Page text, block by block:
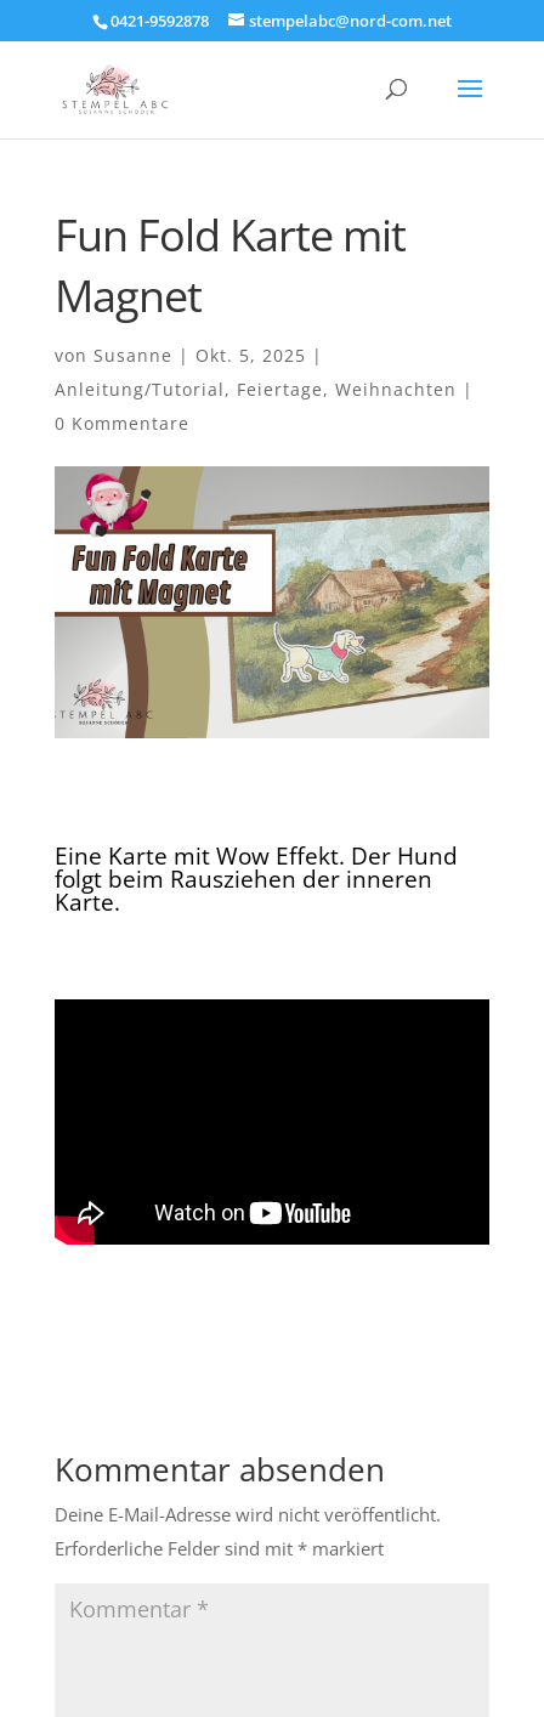
0421-9592878 stempelabc@nord-com.net
Fun Fold Karte mit
Magnet
von Susanne | Okt. 5, 2025 |
Anleitung/Tutorial, Feiertage, Weihnachten |
0 Kommentare
Eine Karte mit Wow Effekt. Der Hund
folgt beim Rausziehen der inneren
Karte.
Kommentar absenden
Deine E-Mail-Adresse wird nicht veröffentlicht.
Erforderliche Felder sind mit *markiert